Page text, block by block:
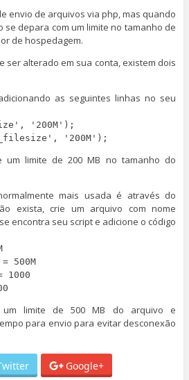
envio de arquivos via php, mas quando
se depara com um limite no tamanho de
de hospedagem.
ser alterado em sua conta, existem dois
as seguintes linhas no seu
'200M');
'200M');
um limite de 200 MB no tamanho do
mais usada é através do
exista, crie um arquivo com nome
encontra seu script e adicione o código
500M
1000
um limite de 500 MB do arquivo e
para envio para evitar desconexão
Google+